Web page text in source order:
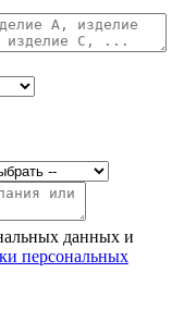
данных и
персональных